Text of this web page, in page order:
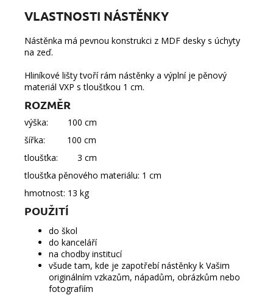
VLASTNOSTI NÁSTĚNKY
Nástěnka má pevnou konstrukci z MDF desky s úchyty
na zeď.
Hliníkové lišty tvoří rám nástěnky a výplní je pěnový
materiál VXP s tloušťkou 1 cm.
ROZMĚR
výška: 100 cm
šířka: 100 cm
tloušťka: 3 cm
tloušťka pěnového materiálu: 1 cm
hmotnost: 13 kg
POUŽITÍ
do škol
do kanceláří
na chodby institucí
všude tam, kde je zapotřebí nástěnky k Vašim
originálním vzkazům, nápadům, obrázkům nebo
fotografiím